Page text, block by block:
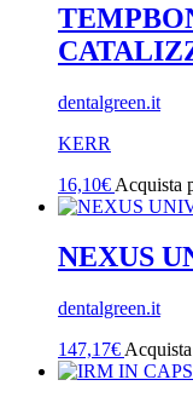
dentalgreen.it
KERR
16,10€ Acquista
NEXUS
dentalgreen.it
147,17€